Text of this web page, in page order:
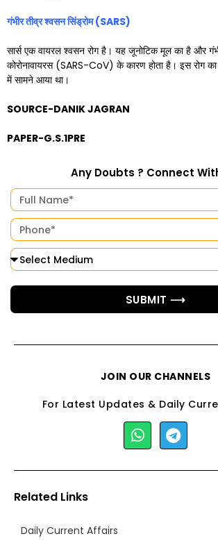
गंभीर तीव्र श्वसन सिंड्रोम (SARS)
सार्स एक वायरल श्वसन रोग है। यह जूनोटिक मूल का है और
कोरोनावायरस (SARS-CoV) के कारण होता है। इस रोग का
में सामने आया था।
SOURCE-DANIK JAGRAN
PAPER-G.S.1PRE
Any Doubts ? Connect
SUBMIT ⟶
JOIN OUR CHANNELS
For Latest Updates & Daily
Related Links
Daily Current Affairs